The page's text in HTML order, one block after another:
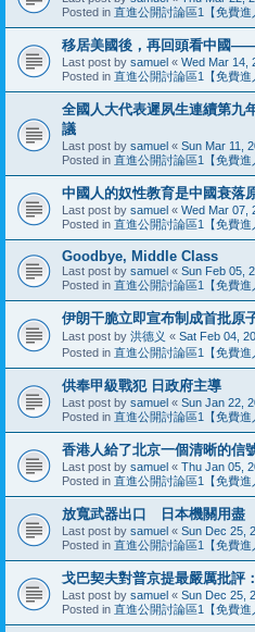
Posted in 直進公開討論區1【免費進
移居美國後，再回頭看中國
Last post by samuel « Wed Mar 14,
Posted in 直進公開討論區1【免費進
全國人大代表遲夙生連續第九
議
Last post by samuel « Sun Mar 11,
Posted in 直進公開討論區1【免費進
中國人的奴性教育是中國衰落
Last post by samuel « Wed Mar 07,
Posted in 直進公開討論區1【免費進
Goodbye, Middle Class
Last post by samuel « Sun Feb 05,
Posted in 直進公開討論區1【免費進
伊朗干脆立即宣布制成首批原
Last post by 洪德义 « Sat Feb 04,
Posted in 直進公開討論區1【免費進
供奉甲級戰犯 日政府主導
Last post by samuel « Sun Jan 22,
Posted in 直進公開討論區1【免費進
香港人給了北京一個清晰的信
Last post by samuel « Thu Jan 05,
Posted in 直進公開討論區1【免費進
放寬武器出口 日本機關用盡
Last post by samuel « Sun Dec 25,
Posted in 直進公開討論區1【免費進
戈巴契夫對普京提最嚴厲批評
Last post by samuel « Sun Dec 25,
Posted in 直進公開討論區1【免費進